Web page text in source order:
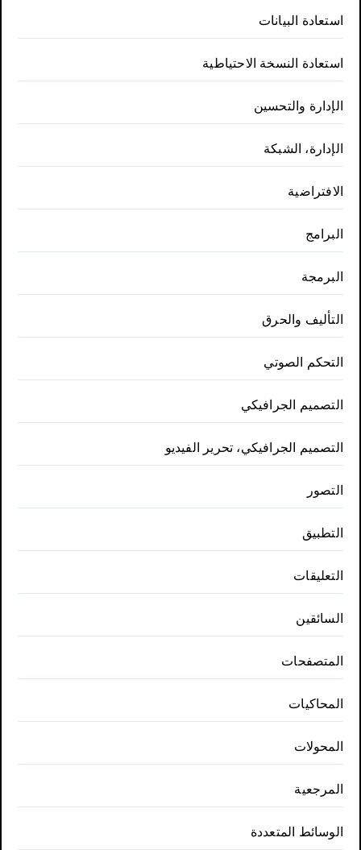
استعادة البيانات
استعادة النسخة الاحتياطية
الإدارة والتحسين
الإدارة، الشبكة
الافتراضية
البرامج
البرمجة
التأليف والحرق
التحكم الصوتي
التصميم الجرافيكي
التصميم الجرافيكي، تحرير الفيديو
التصور
التطبيق
التعليقات
السائقين
المتصفحات
المحاكيات
المحولات
المرجعية
الوسائط المتعددة